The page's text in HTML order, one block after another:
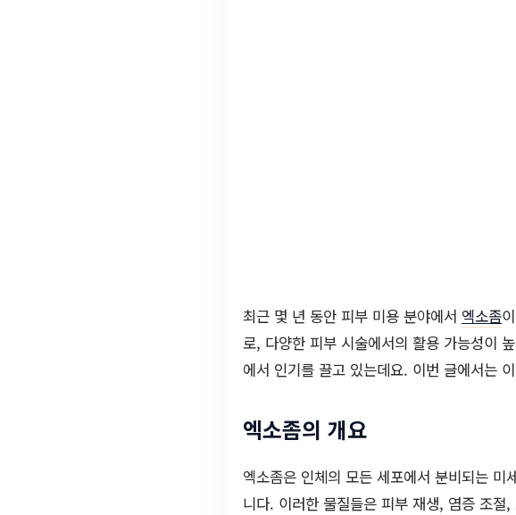
최근 몇 년 동안 피부 미용 분야에서 엑소좀
로, 다양한 피부 시술에서의 활용 가능성이
에서 인기를 끌고 있는데요. 이번 글에서는
엑소좀의 개요
엑소좀은 인체의 모든 세포에서 분비되는
니다. 이러한 물질들은 피부 재생, 염증 조